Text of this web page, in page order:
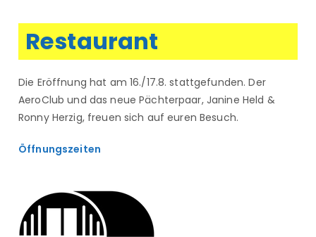
Restaurant
Die Eröffnung hat am 16./17.8. stattgefunden. Der
AeroClub und das neue Pächterpaar, Janine Held &
Ronny Herzig, freuen sich auf euren Besuch.
Öffnungszeiten